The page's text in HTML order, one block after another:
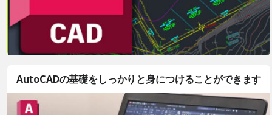
AutoCADの基礎をしっかりと身につけることができます